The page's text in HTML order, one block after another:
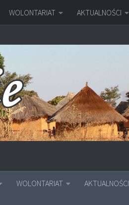
WOLONTARIAT AKTUALNOŚCI
WOLONTARIAT AKTUALNOŚCI